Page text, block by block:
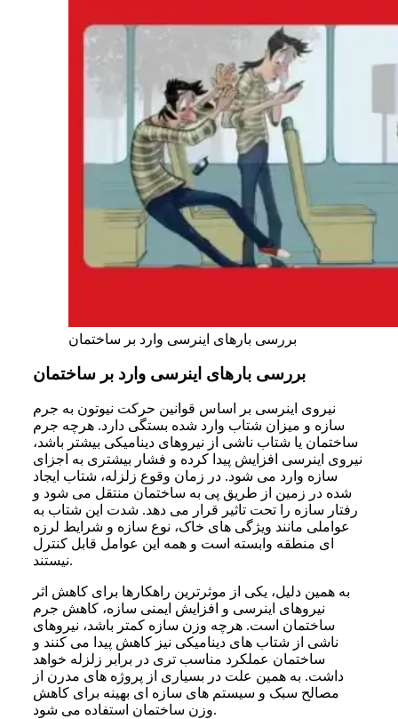
بررسی بارهای اینرسی وارد بر ساختمان
بررسی بارهای اینرسی وارد بر ساختمان
نیروی اینرسی بر اساس قوانین حرکت نیوتون به جرم
سازه و میزان شتاب وارد شده بستگی دارد. هرچه جرم
ساختمان یا شتاب ناشی از نیروهای دینامیکی بیشتر باشد،
نیروی اینرسی افزایش پیدا کرده و فشار بیشتری به اجزای
سازه وارد می شود. در زمان وقوع زلزله، شتاب ایجاد
شده در زمین از طریق پی به ساختمان منتقل می شود و
رفتار سازه را تحت تاثیر قرار می دهد. شدت این شتاب به
عواملی مانند ویژگی های خاک، نوع سازه و شرایط لرزه
ای منطقه وابسته است و همه این عوامل قابل کنترل
نیستند.
به همین دلیل، یکی از موثرترین راهکارها برای کاهش اثر
نیروهای اینرسی و افزایش ایمنی سازه، کاهش جرم
ساختمان است. هرچه وزن سازه کمتر باشد، نیروهای
ناشی از شتاب های دینامیکی نیز کاهش پیدا می کنند و
ساختمان عملکرد مناسب تری در برابر زلزله خواهد
داشت. به همین علت در بسیاری از پروژه های مدرن از
مصالح سبک و سیستم های سازه ای بهینه برای کاهش
وزن ساختمان استفاده می شود.